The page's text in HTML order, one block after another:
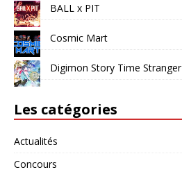
BALL x PIT
Cosmic Mart
Digimon Story Time Stranger
Les catégories
Actualités
Concours